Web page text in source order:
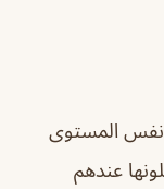
نفس المستوى
عندهم